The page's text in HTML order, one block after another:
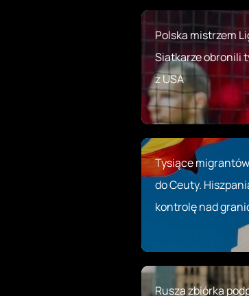
Polska mistrzem
Siatkarze obronili
z USA
Tysiące
do Ceuty.
kontrolę nad
Rusza zbiórka